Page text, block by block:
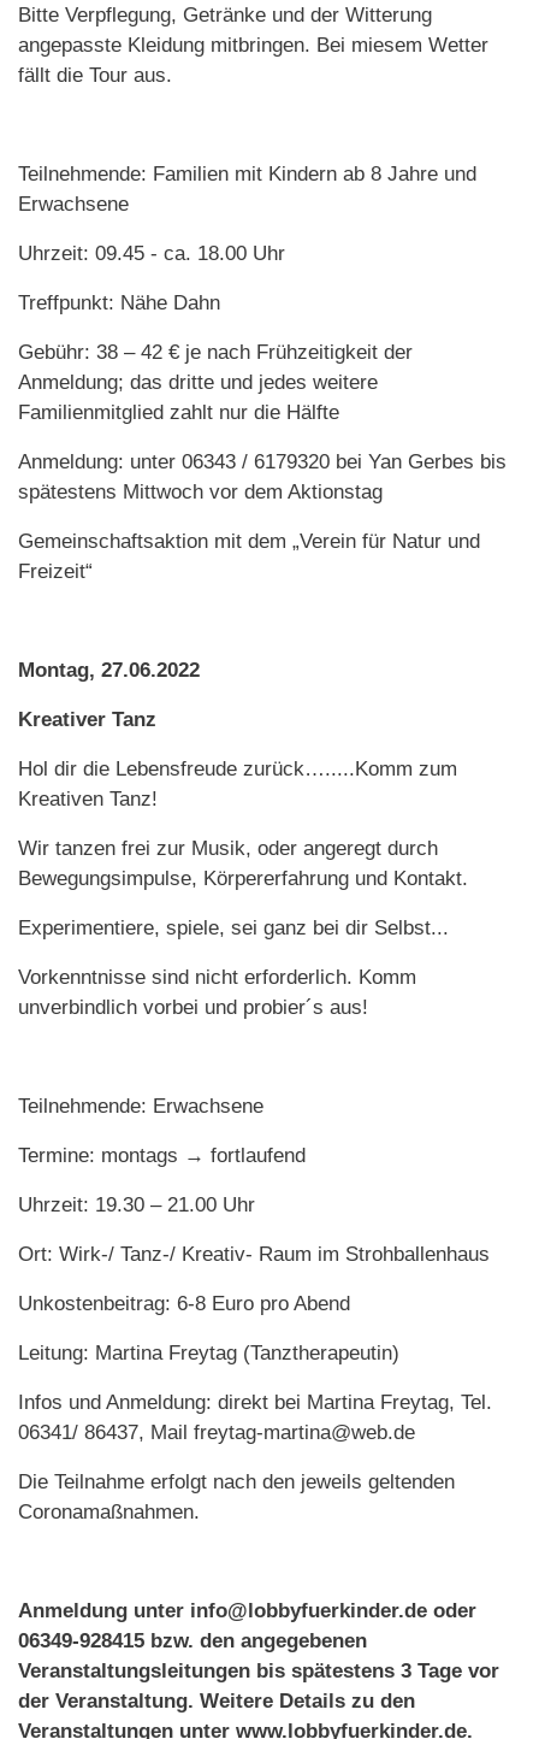
Bitte Verpflegung, Getränke und der Witterung
angepasste Kleidung mitbringen. Bei miesem Wetter
fällt die Tour aus.
Teilnehmende: Familien mit Kindern ab 8 Jahre und
Erwachsene
Uhrzeit: 09.45 - ca. 18.00 Uhr
Treffpunkt: Nähe Dahn
Gebühr: 38 – 42 € je nach Frühzeitigkeit der
Anmeldung; das dritte und jedes weitere
Familienmitglied zahlt nur die Hälfte
Anmeldung: unter 06343 / 6179320 bei Yan Gerbes bis
spätestens Mittwoch vor dem Aktionstag
Gemeinschaftsaktion mit dem „Verein für Natur und
Freizeit“
Montag, 27.06.2022
Kreativer Tanz
Hol dir die Lebensfreude zurück….....Komm zum
Kreativen Tanz!
Wir tanzen frei zur Musik, oder angeregt durch
Bewegungsimpulse, Körpererfahrung und Kontakt.
Experimentiere, spiele, sei ganz bei dir Selbst...
Vorkenntnisse sind nicht erforderlich. Komm
unverbindlich vorbei und probier´s aus!
Teilnehmende: Erwachsene
Termine: montags → fortlaufend
Uhrzeit: 19.30 – 21.00 Uhr
Ort: Wirk-/ Tanz-/ Kreativ- Raum im Strohballenhaus
Unkostenbeitrag: 6-8 Euro pro Abend
Leitung: Martina Freytag (Tanztherapeutin)
Infos und Anmeldung: direkt bei Martina Freytag, Tel.
06341/ 86437, Mail freytag-martina@web.de
Die Teilnahme erfolgt nach den jeweils geltenden
Coronamaßnahmen.
Anmeldung unter info@lobbyfuerkinder.de oder
06349-928415 bzw. den angegebenen
Veranstaltungsleitungen bis spätestens 3 Tage vor
der Veranstaltung. Weitere Details zu den
Veranstaltungen unter www.lobbyfuerkinder.de.